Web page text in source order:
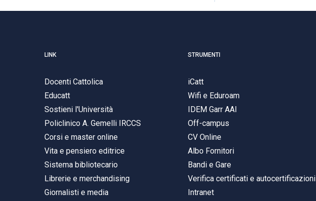
LINK
Docenti Cattolica
Educatt
Sostieni l'Università
Policlinico A. Gemelli IRCCS
Corsi e master online
Vita e pensiero editrice
Sistema bibliotecario
Librerie e merchandising
Giornalisti e media
STRUMENTI
iCatt
Wifi e Eduroam
IDEM Garr AAI
Off-campus
CV Online
Albo Fornitori
Bandi e Gare
Verifica certificati e autocertificazioni
Intranet